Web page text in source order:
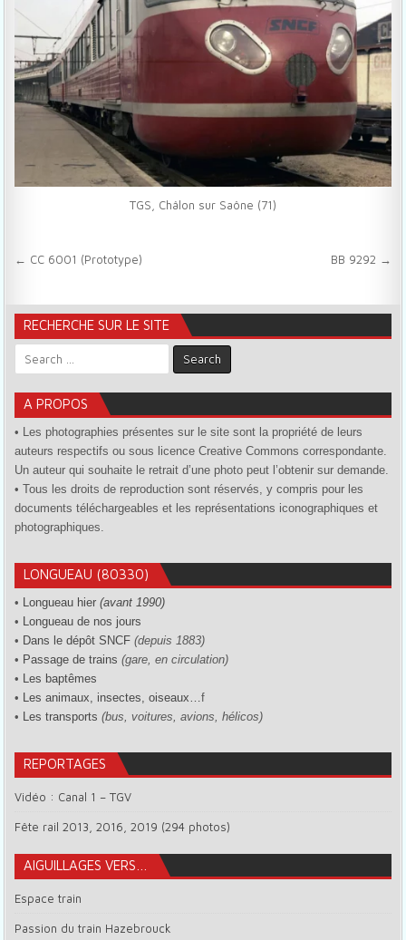
TGS, Châlon sur Saône (71)
Navigation de l’article
← CC 6001 (Prototype) BB 9292 →
RECHERCHE SUR LE SITE
Search for:
A PROPOS
• Les photographies présentes sur le site sont la propriété de leurs
auteurs respectifs ou sous licence Creative Commons correspondante.
Un auteur qui souhaite le retrait d’une photo peut l’obtenir sur demande.
• Tous les droits de reproduction sont réservés, y compris pour les
documents téléchargeables et les représentations iconographiques et
photographiques.
LONGUEAU (80330)
• Longueau hier (avant 1990)
• Longueau de nos jours
• Dans le dépôt SNCF (depuis 1883)
• Passage de trains (gare, en circulation)
• Les baptêmes
• Les animaux, insectes, oiseaux…f
• Les transports (bus, voitures, avions, hélicos)
REPORTAGES
Vidéo : Canal 1 – TGV
Fête rail 2013, 2016, 2019 (294 photos)
AIGUILLAGES VERS…
Espace train
Passion du train Hazebrouck